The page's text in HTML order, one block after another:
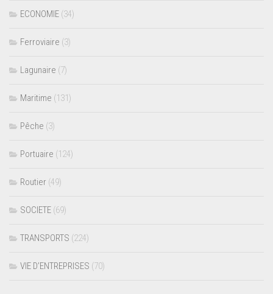
ECONOMIE (34)
Ferroviaire (3)
Lagunaire (7)
Maritime (131)
Pêche (3)
Portuaire (124)
Routier (49)
SOCIETE (69)
TRANSPORTS (224)
VIE D’ENTREPRISES (70)